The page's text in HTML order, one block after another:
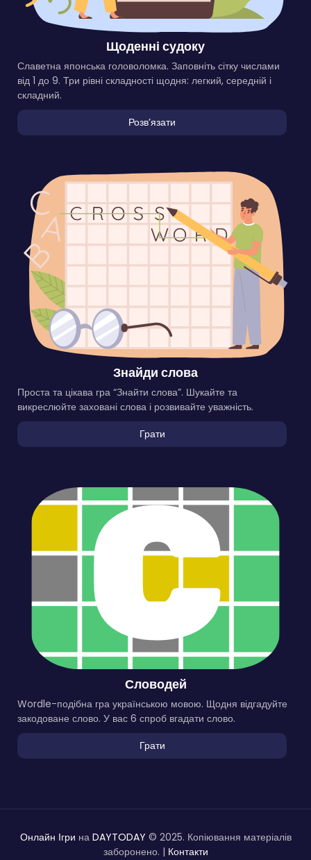
Щоденні судоку
Славетна японська головоломка. Заповніть сітку числами
від 1 до 9. Три рівні складності щодня: легкий, середній і
складний.
Розвʼязати
Знайди слова
Проста та цікава гра “Знайти слова”. Шукайте та
викреслюйте заховані слова і розвивайте уважність.
Грати
Словодей
Wordle-подібна гра українською мовою. Щодня відгадуйте
закодоване слово. У вас 6 спроб вгадати слово.
Грати
Онлайн Ігри на DAYTODAY © 2025. Копіювання матеріалів
заборонено. | Контакти